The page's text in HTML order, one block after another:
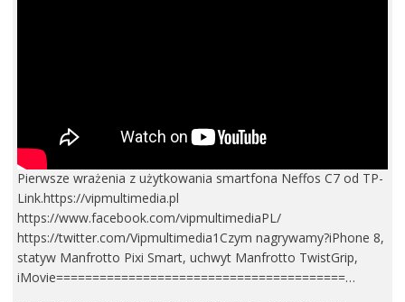
Pierwsze wrażenia z użytkowania smartfona Neffos C7 od TP-
Link.https://vipmultimedia.pl
https://www.facebook.com/vipmultimediaPL/
https://twitter.com/Vipmultimedia1Czym nagrywamy?iPhone 8,
statyw Manfrotto Pixi Smart, uchwyt Manfrotto TwistGrip,
iMovie========================================…